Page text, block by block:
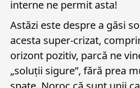
interne ne permit asta!
Astăzi este despre a găsi
acesta super-crizat,
orizont pozitiv, parcă ne
„soluții sigure”, fără prea